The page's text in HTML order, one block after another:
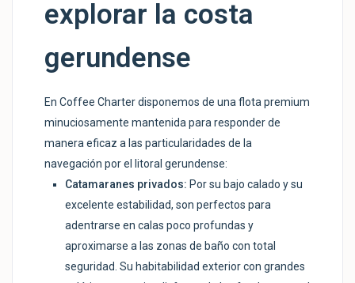
explorar la costa
gerundense
En Coffee Charter disponemos de una flota premium
minuciosamente mantenida para responder de
manera eficaz a las particularidades de la
navegación por el litoral gerundense:
Catamaranes privados: Por su bajo calado y su
excelente estabilidad, son perfectos para
adentrarse en calas poco profundas y
aproximarse a las zonas de baño con total
seguridad. Su habitabilidad exterior con grandes